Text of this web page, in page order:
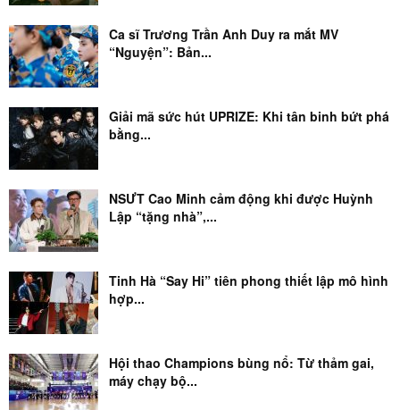
Ca sĩ Trương Trần Anh Duy ra mắt MV
“Nguyện”: Bản...
Giải mã sức hút UPRIZE: Khi tân binh bứt phá
bằng...
NSƯT Cao Minh cảm động khi được Huỳnh
Lập “tặng nhà”,...
Tinh Hà “Say Hi” tiên phong thiết lập mô hình
hợp...
Hội thao Champions bùng nổ: Từ thảm gai,
máy chạy bộ...